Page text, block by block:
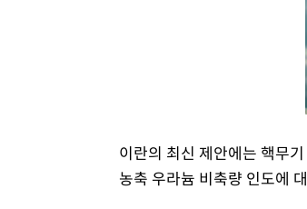
이란의 최신 제안에는 핵무
농축 우라늄 비축량 인도에